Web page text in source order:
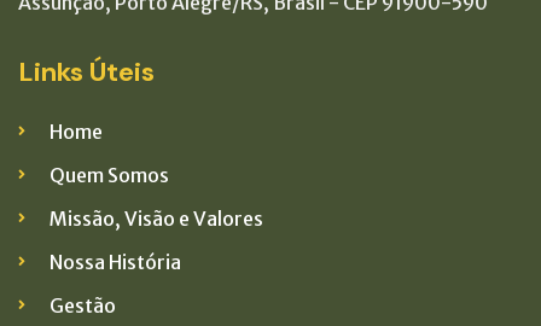
Links Úteis
Home
Quem Somos
Missão, Visão e Valores
Nossa História
Gestão